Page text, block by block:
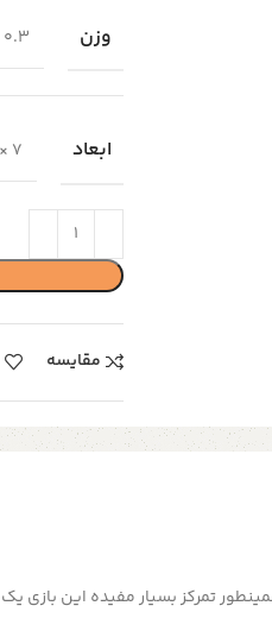
وزن 0.3 کیلوگرم
ابعاد 7 × 3 سانتیمتر
مقایسه
تمرکز بسیار مفیده این بازی یک